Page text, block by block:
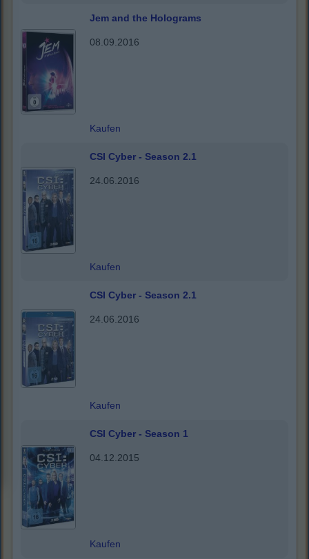
Jem and the Holograms
08.09.2016
Kaufen
CSI Cyber - Season 2.1
24.06.2016
Kaufen
CSI Cyber - Season 2.1
24.06.2016
Kaufen
CSI Cyber - Season 1
04.12.2015
Kaufen